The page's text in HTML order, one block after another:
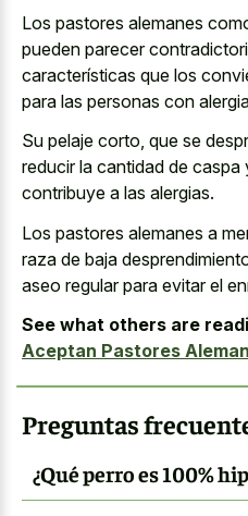
Los pastores alemanes
pueden parecer
características que los
para las personas con
Su pelaje corto, que se
reducir la cantidad de
contribuye a las alergias.
Los pastores alemanes a
raza de baja
aseo regular para evitar el
See what others are
Aceptan Pastores
Preguntas
¿Qué perro es 100%